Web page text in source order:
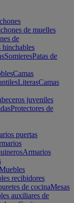
de muelles
de
hinchables
SomieresPatas de
Camas
LiterasCamas
juveniles
Protectores de
puertas
Armarios
recibidores
de cocinaMesas
auxiliares de